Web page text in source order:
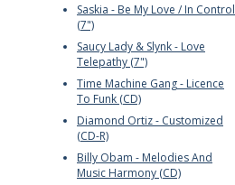
Saskia - Be My Love / In Control
(7")
Saucy Lady & Slynk - Love
Telepathy (7")
Time Machine Gang - Licence
To Funk (CD)
Diamond Ortiz - Customized
(CD-R)
Billy Obam - Melodies And
Music Harmony (CD)